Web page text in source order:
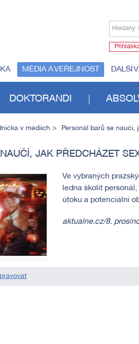
Hledaný
MÉDIA A VEŘEJNOST DALŠÍ
DOKTORANDI
v médiích Personál barů se naučí,
JAK PŘEDCHÁZET
Ve vybraných
ledna školit
útoku a potenciální
aktualne.cz/8.